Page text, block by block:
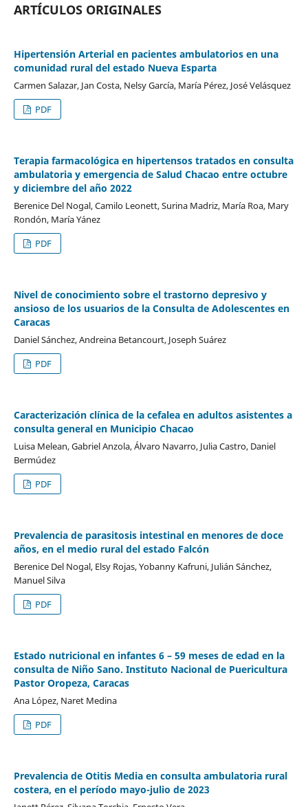
ARTÍCULOS ORIGINALES
Hipertensión Arterial en pacientes ambulatorios en una
comunidad rural del estado Nueva Esparta
Carmen Salazar, Jan Costa, Nelsy García, María Pérez, José Velásquez
PDF
Terapia farmacológica en hipertensos tratados en consulta
ambulatoria y emergencia de Salud Chacao entre octubre
y diciembre del año 2022
Berenice Del Nogal, Camilo Leonett, Surina Madriz, María Roa, Mary
Rondón, María Yánez
PDF
Nivel de conocimiento sobre el trastorno depresivo y
ansioso de los usuarios de la Consulta de Adolescentes en
Caracas
Daniel Sánchez, Andreina Betancourt, Joseph Suárez
PDF
Caracterización clínica de la cefalea en adultos asistentes a
consulta general en Municipio Chacao
Luisa Melean, Gabriel Anzola, Álvaro Navarro, Julia Castro, Daniel
Bermúdez
PDF
Prevalencia de parasitosis intestinal en menores de doce
años, en el medio rural del estado Falcón
Berenice Del Nogal, Elsy Rojas, Yobanny Kafruni, Julián Sánchez,
Manuel Silva
PDF
Estado nutricional en infantes 6 – 59 meses de edad en la
consulta de Niño Sano. Instituto Nacional de Puericultura
Pastor Oropeza, Caracas
Ana López, Naret Medina
PDF
Prevalencia de Otitis Media en consulta ambulatoria rural
costera, en el período mayo-julio de 2023